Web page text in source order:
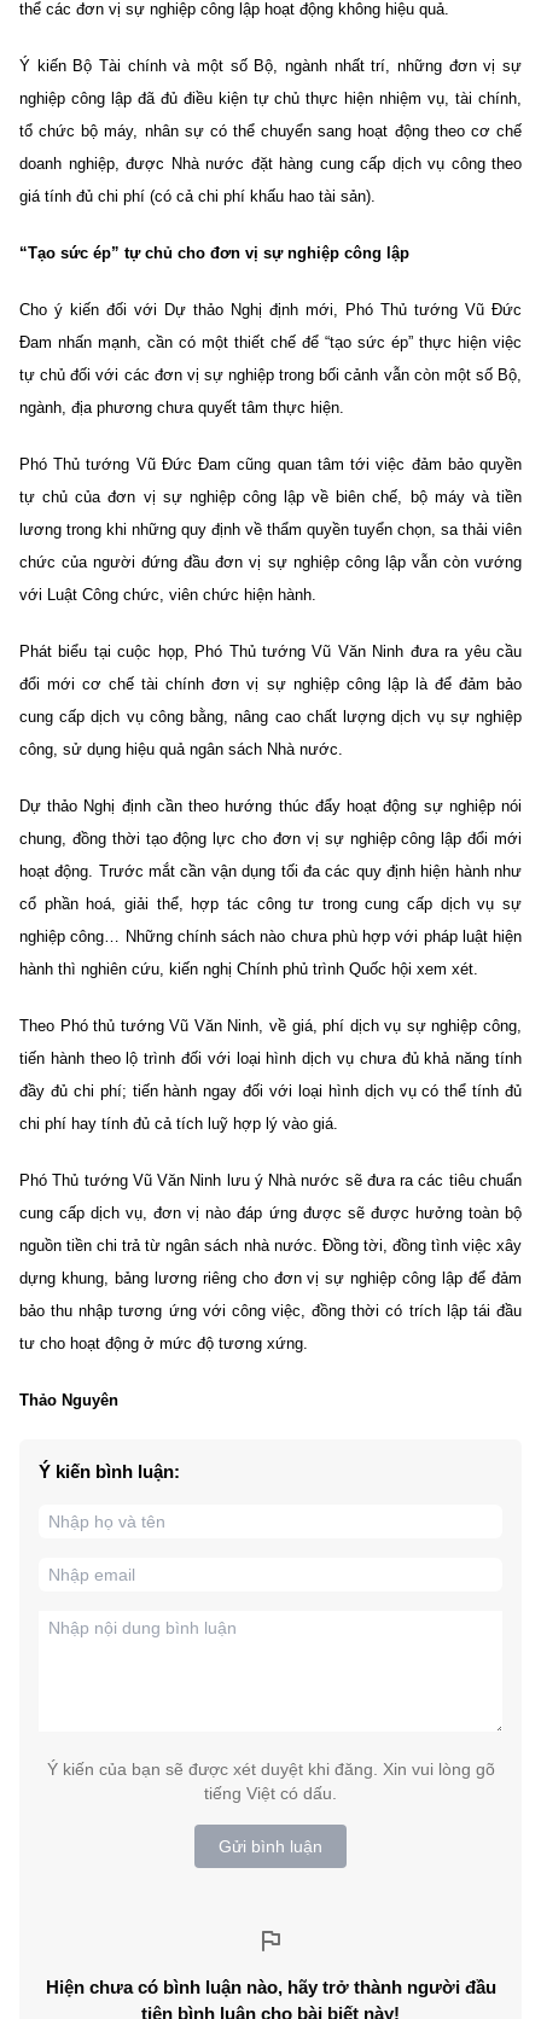
thể các đơn vị sự nghiệp công lập hoạt động không hiệu quả.
Ý kiến Bộ Tài chính và một số Bộ, ngành nhất trí, những đơn vị sự
nghiệp công lập đã đủ điều kiện tự chủ thực hiện nhiệm vụ, tài chính,
tổ chức bộ máy, nhân sự có thể chuyển sang hoạt động theo cơ chế
doanh nghiệp, được Nhà nước đặt hàng cung cấp dịch vụ công theo
giá tính đủ chi phí (có cả chi phí khấu hao tài sản).
“Tạo sức ép” tự chủ cho đơn vị sự nghiệp công lập
Cho ý kiến đối với Dự thảo Nghị định mới, Phó Thủ tướng Vũ Đức
Đam nhấn mạnh, cần có một thiết chế để “tạo sức ép” thực hiện việc
tự chủ đối với các đơn vị sự nghiệp trong bối cảnh vẫn còn một số Bộ,
ngành, địa phương chưa quyết tâm thực hiện.
Phó Thủ tướng Vũ Đức Đam cũng quan tâm tới việc đảm bảo quyền
tự chủ của đơn vị sự nghiệp công lập về biên chế, bộ máy và tiền
lương trong khi những quy định về thẩm quyền tuyển chọn, sa thải viên
chức của người đứng đầu đơn vị sự nghiệp công lập vẫn còn vướng
với Luật Công chức, viên chức hiện hành.
Phát biểu tại cuộc họp, Phó Thủ tướng Vũ Văn Ninh đưa ra yêu cầu
đổi mới cơ chế tài chính đơn vị sự nghiệp công lập là để đảm bảo
cung cấp dịch vụ công bằng, nâng cao chất lượng dịch vụ sự nghiệp
công, sử dụng hiệu quả ngân sách Nhà nước.
Dự thảo Nghị định cần theo hướng thúc đẩy hoạt động sự nghiệp nói
chung, đồng thời tạo động lực cho đơn vị sự nghiệp công lập đổi mới
hoạt động. Trước mắt cần vận dụng tối đa các quy định hiện hành như
cổ phần hoá, giải thể, hợp tác công tư trong cung cấp dịch vụ sự
nghiệp công… Những chính sách nào chưa phù hợp với pháp luật hiện
hành thì nghiên cứu, kiến nghị Chính phủ trình Quốc hội xem xét.
Theo Phó thủ tướng Vũ Văn Ninh, về giá, phí dịch vụ sự nghiệp công,
tiến hành theo lộ trình đối với loại hình dịch vụ chưa đủ khả năng tính
đầy đủ chi phí; tiến hành ngay đối với loại hình dịch vụ có thể tính đủ
chi phí hay tính đủ cả tích luỹ hợp lý vào giá.
Phó Thủ tướng Vũ Văn Ninh lưu ý Nhà nước sẽ đưa ra các tiêu chuẩn
cung cấp dịch vụ, đơn vị nào đáp ứng được sẽ được hưởng toàn bộ
nguồn tiền chi trả từ ngân sách nhà nước. Đồng tời, đồng tình việc xây
dựng khung, bảng lương riêng cho đơn vị sự nghiệp công lập để đảm
bảo thu nhập tương ứng với công việc, đồng thời có trích lập tái đầu
tư cho hoạt động ở mức độ tương xứng.
Thảo Nguyên
Ý kiến bình luận:
Ý kiến của bạn sẽ được xét duyệt khi đăng. Xin vui lòng gõ
tiếng Việt có dấu.
Gửi bình luận
Hiện chưa có bình luận nào, hãy trở thành người đầu
tiên bình luận cho bài biết này!